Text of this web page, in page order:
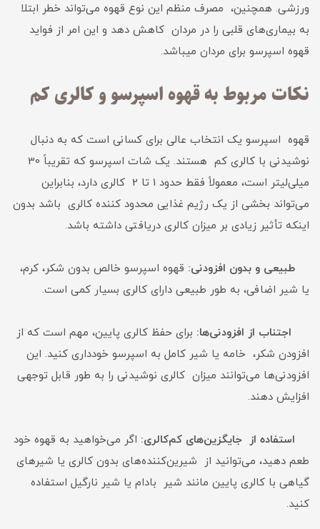
ورزشی. همچنین، مصرف منظم این نوع قهوه می‌تواند خطر ابتلا
به بیماری‌های قلبی را در مردان کاهش دهد و این امر از فواید
قهوه اسپرسو برای مردان میباشد.
نکات مربوط به قهوه اسپرسو و کالری کم
قهوه اسپرسو یک انتخاب عالی برای کسانی است که به دنبال
نوشیدنی با کالری کم هستند. یک شات اسپرسو که تقریباً 30
میلی‌لیتر است، معمولاً فقط حدود 1 تا 2 کالری دارد، بنابراین
می‌تواند بخشی از یک رژیم غذایی محدود کننده کالری باشد بدون
اینکه تأثیر زیادی بر میزان کالری دریافتی داشته باشد.
طبیعی و بدون افزودنی: قهوه اسپرسو خالص بدون شکر، کرم،
یا شیر اضافی، به طور طبیعی دارای کالری بسیار کمی است.
اجتناب از افزودنی‌ها: برای حفظ کالری پایین، مهم است که از
افزودن شکر، خامه یا شیر کامل به اسپرسو خودداری کنید. این
افزودنی‌ها می‌توانند میزان کالری نوشیدنی را به طور قابل توجهی
افزایش دهند.
استفاده از جایگزین‌های کم‌کالری: اگر می‌خواهید به قهوه خود
طعم دهید، می‌توانید از شیرین‌کننده‌های بدون کالری یا شیرهای
گیاهی با کالری پایین مانند شیر بادام یا شیر نارگیل استفاده
کنید.